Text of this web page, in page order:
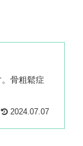
骨粗鬆症
2024.07.07